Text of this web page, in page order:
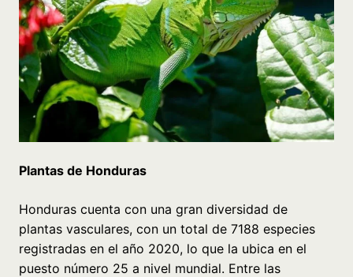
Plantas de Honduras
Honduras cuenta con una gran diversidad de
plantas vasculares, con un total de 7188 especies
registradas en el año 2020, lo que la ubica en el
puesto número 25 a nivel mundial. Entre las